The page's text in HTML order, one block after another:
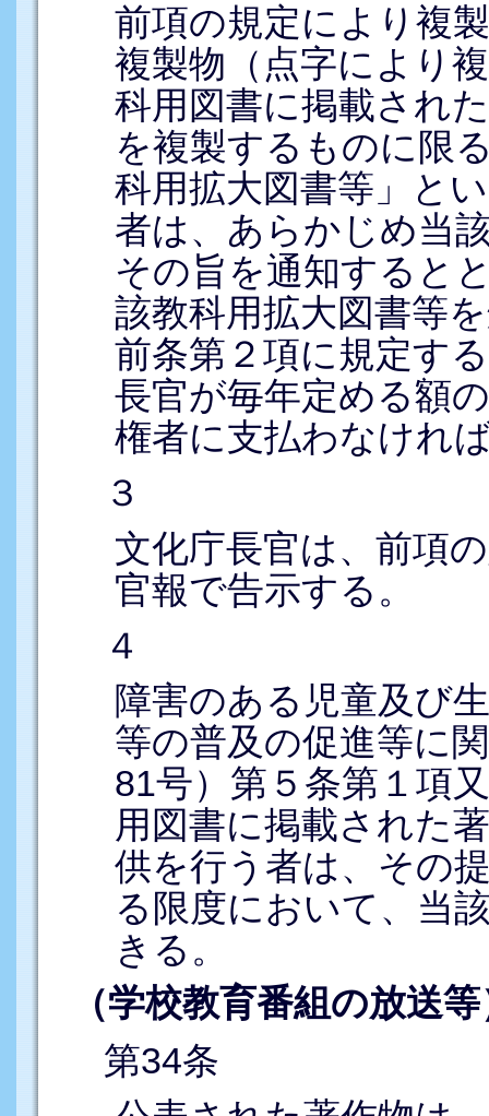
前項の規定により複
複製物（点字により
科用図書に掲載され
を複製するものに限
科用拡大図書等」と
者は、あらかじめ当
その旨を通知すると
該教科用拡大図書等
前条第２項に規定す
長官が毎年定める額
権者に支払わなけれ
３
文化庁長官は、前項
官報で告示する。
４
障害のある児童及び
等の普及の促進等に
81号）第５条第１項
用図書に掲載された
供を行う者は、その
る限度において、当
きる。
（学校教育番組の放送
第34条